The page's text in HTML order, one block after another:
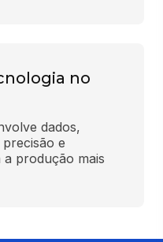
no
dados,
e
produção mais